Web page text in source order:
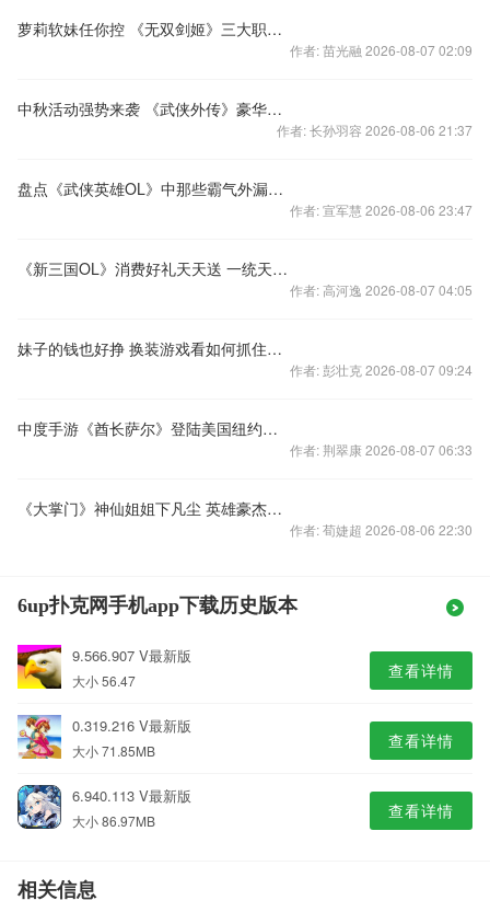
萝莉软妹任你控 《无双剑姬》三大职业曝光
作者: 苗光融 2026-08-07 02:09
中秋活动强势来袭 《武侠外传》豪华副本送大礼
作者: 长孙羽容 2026-08-06 21:37
盘点《武侠英雄OL》中那些霸气外漏的英雄人物
作者: 宣军慧 2026-08-06 23:47
《新三国OL》消费好礼天天送 一统天下战无双
作者: 高河逸 2026-08-07 04:05
妹子的钱也好挣 换装游戏看如何抓住女玩家的心
作者: 彭壮克 2026-08-07 09:24
中度手游《酋长萨尔》登陆美国纽约时代广场
作者: 荆翠康 2026-08-07 06:33
《大掌门》神仙姐姐下凡尘 英雄豪杰齐抢亲
作者: 荀婕超 2026-08-06 22:30
6up扑克网手机app下载历史版本
9.566.907 V最新版
大小 56.47 查看详情
0.319.216 V最新版
大小 71.85MB 查看详情
6.940.113 V最新版
大小 86.97MB 查看详情
相关信息